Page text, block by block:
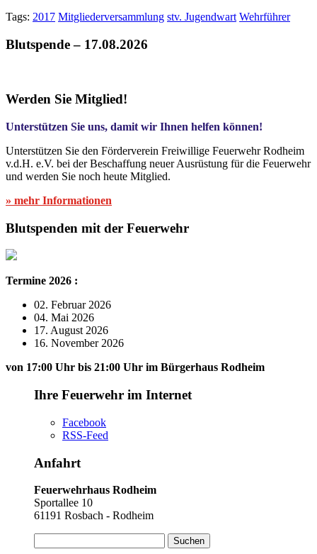
Tags: 2017 Mitgliederversammlung stv. Jugendwart Wehrführer
Blutspende – 17.08.2026
Werden Sie Mitglied!
Unterstützen Sie uns, damit wir Ihnen helfen können!
Unterstützen Sie den Förderverein Freiwillige Feuerwehr Rodheim
v.d.H. e.V. bei der Beschaffung neuer Ausrüstung für die Feuerwehr
und werden Sie noch heute Mitglied.
» mehr Informationen
Blutspenden mit der Feuerwehr
Termine 2026 :
02. Februar 2026
04. Mai 2026
17. August 2026
16. November 2026
von 17:00 Uhr bis 21:00 Uhr im Bürgerhaus Rodheim
Ihre Feuerwehr im Internet
Facebook
RSS-Feed
Anfahrt
Feuerwehrhaus Rodheim
Sportallee 10
61191 Rosbach - Rodheim